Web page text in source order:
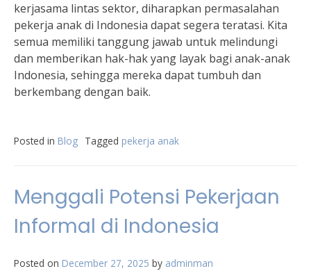
kerjasama lintas sektor, diharapkan permasalahan
pekerja anak di Indonesia dapat segera teratasi. Kita
semua memiliki tanggung jawab untuk melindungi
dan memberikan hak-hak yang layak bagi anak-anak
Indonesia, sehingga mereka dapat tumbuh dan
berkembang dengan baik.
Posted in Blog Tagged pekerja anak
Menggali Potensi Pekerjaan
Informal di Indonesia
Posted on December 27, 2025 by adminman